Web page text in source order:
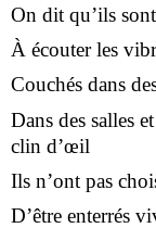
On dit qu’ils
À écouter les
Couchés dans
Dans des salles
clin d’œil
Ils n’ont pas
D’être enterrés